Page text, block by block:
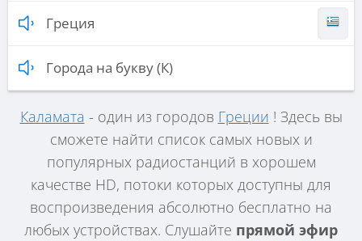
Греция
Города на букву (К)
Каламата - один из городов Греции ! Здесь вы
сможете найти список самых новых и
популярных радиостанций в хорошем
качестве HD, потоки которых доступны для
воспроизведения абсолютно бесплатно на
любых устройствах. Слушайте прямой эфир